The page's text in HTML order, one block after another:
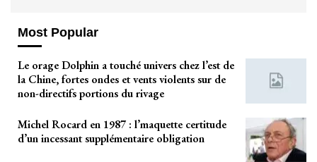
Most Popular
Le orage Dolphin a touché univers chez l’est de
la Chine, fortes ondes et vents violents sur de
non-directifs portions du rivage
Michel Rocard en 1987 : l’maquette certitude
d’un incessant supplémentaire obligation